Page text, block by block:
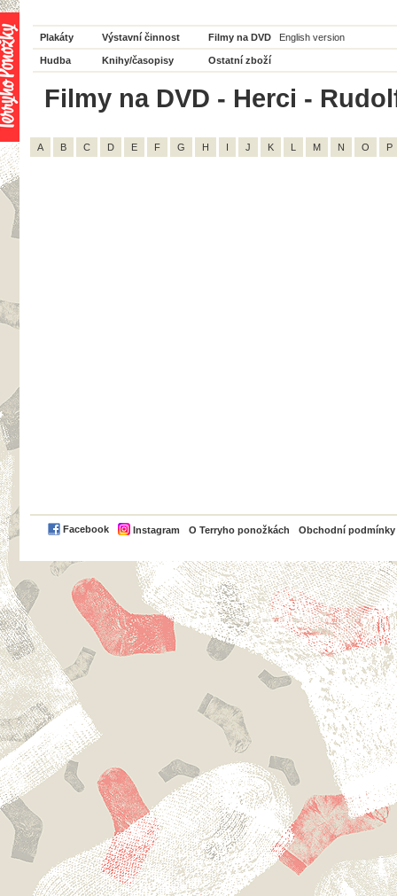
Plakáty Výstavní činnost Filmy na DVD English version
Hudba Knihy/časopisy Ostatní zboží
Filmy na DVD - Herci -
A B C D E F G H I J K L M N O P
Facebook Instagram O Terryho ponožkách Obchodní podmínky
PayPal